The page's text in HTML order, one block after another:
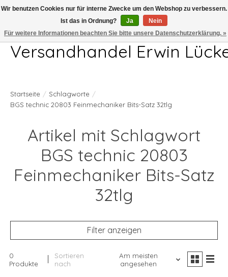
Telefon 04407 715872 MO-DO 7.00-17.00Uhr FR 7.00-13.00Uhr
Versandhandel Erwin
Startseite / Schlagworte /
BGS technic 20803 Feinmechaniker Bits-Satz 32tlg
Artikel mit Schlagwort
BGS technic 20803
Feinmechaniker Bits-Satz
32tlg
Filter anzeigen
0
Produkte
Sortieren
nach
Am meisten
angesehen
Wir benutzen Cookies nur für interne Zwecke um den Webshop zu verbessern.
Ist das in Ordnung?
Ja
Nein
Für weitere Informationen beachten Sie bitte unsere Datenschutzerklärung. »